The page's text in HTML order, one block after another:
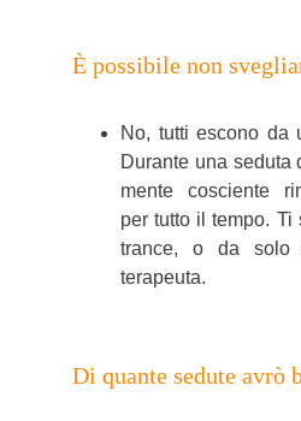
È possibile non
No, tutti escono da
Durante una seduta
mente cosciente
per tutto il tempo. Ti
trance, o da solo
terapeuta.
Di quante sedute avrò